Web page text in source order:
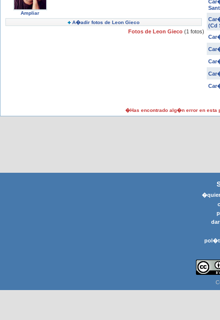
Ampliar
A�adir fotos de Leon Gieco
Fotos de Leon Gieco (1 fotos)
(Cd
�Has encontrado alg�n error en esta